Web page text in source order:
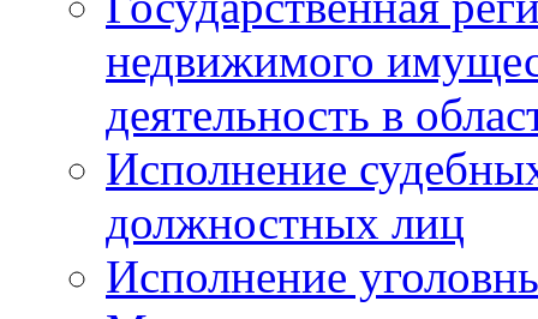
недвижимого
деятельность в
Исполнение
должностных лиц
Исполнение